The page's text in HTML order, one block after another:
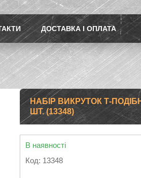
ДОСТАВКА І ОПЛАТА
НАБІР ВИКРУТОК Т-
ШТ. (13348)
В наявності
Код: 13348